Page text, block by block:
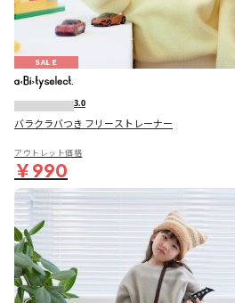
SALE
3.0
バラクラバつき フリーストレーナー
アウトレット価格
￥990